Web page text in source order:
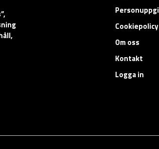
Cookiepolicy
Om oss
Kontakt
Logga in